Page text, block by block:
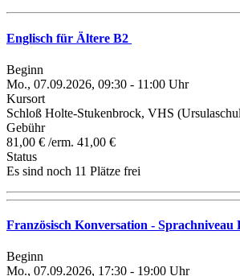
Englisch für Ältere B2
Beginn
Mo., 07.09.2026, 09:30 - 11:00 Uhr
Kursort
Schloß Holte-Stukenbrock, VHS
Gebühr
81,00 € /erm. 41,00 €
Status
Es sind noch 11 Plätze frei
Französisch Konversation - Sprachniveau
Beginn
Mo., 07.09.2026, 17:30 - 19:00 Uhr